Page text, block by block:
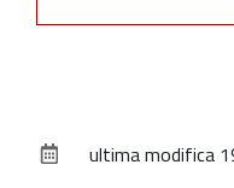
documentoultima modifica